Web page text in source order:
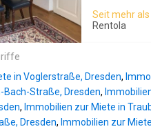
und WC,
benötigt.
in the attic
couch. The
Seit mehr
Rentola
in Voglerstraße, Dresden,
Bach-Straße, Dresden,
, Immobilien zur Miete in
Dresden, Immobilien zur